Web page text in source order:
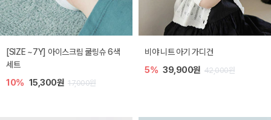
[SIZE ~7Y] 아이스크림 쿨링슈 6색
세트
10% 15,300원 17,000원
비야 니트 아기 가디건
5% 39,900원 42,000원